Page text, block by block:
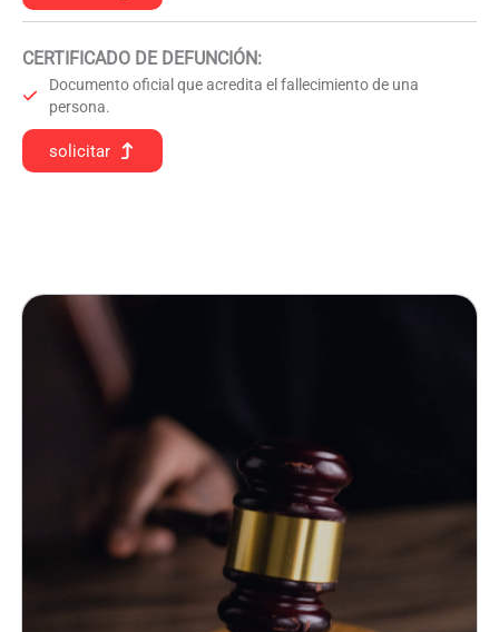
CERTIFICADO DE DEFUNCIÓN:
Documento oficial que acredita el fallecimiento de una
persona.
solicitar